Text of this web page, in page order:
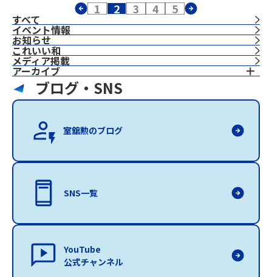
すべて
イベント情報
お知らせ
これいい和
⁨⁩メディア掲載
アーカイブ
1 2 3 4 5
ブログ・SNS
室舘勲のブログ
SNS一覧
YouTube
公式チャンネル